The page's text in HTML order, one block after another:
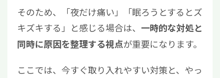
そのため、「夜だけ痛い」「眠ろうとするとズ
キズキする」と感じる場合は、 一時的な対処と
同時に原因を整理する視点が重要になります。
ここでは、今すぐ取り入れやすい対策と、やっ